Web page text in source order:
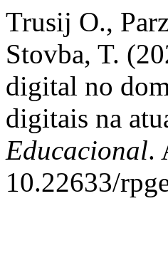
Trusij О.,
Stovba, T.
digital no
digitais na
Educacional.
10.22633/